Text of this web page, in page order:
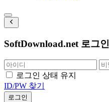
SoftDownload.net 로그인
로그인 상태 유지
ID/PW 찾기
로그인